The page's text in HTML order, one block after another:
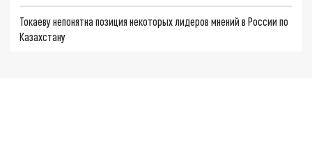
Токаеву непонятна позиция некоторых лидеров мнений в России по
Казахстану